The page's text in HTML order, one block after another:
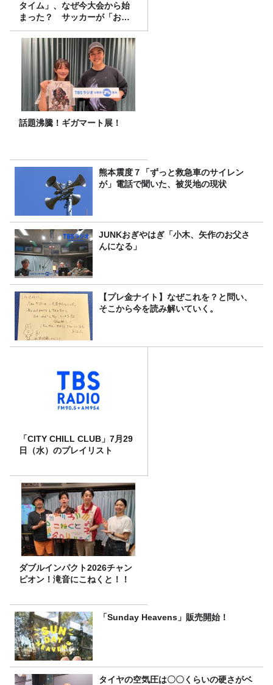
タイム」、なぜ今大会から始
まった？ サッカーが「お
金」に変わる仕組み
話題沸騰！ギガマート展！
熊本震度７「ずっと救急車のサイレン
が」電話で聞いた、被災地の現状
JUNKおぎやはぎ「小木、矢作のお父さ
んになる」
【プレ金ナイト】なぜこれを？と問い、
そこから今を読み解いていく。
「CITY CHILL CLUB」7月29
日（水）のプレイリスト
ダブルインパクト2026チャン
ピオン！滝音にこねくと！！
「Sunday Heavens」販売開始！
タイヤの空気圧は〇〇くらいの硬さがベ